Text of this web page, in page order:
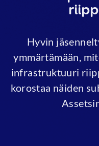
Hyvin
ymmärtämään,
infrastruktuuri
korostaa näiden